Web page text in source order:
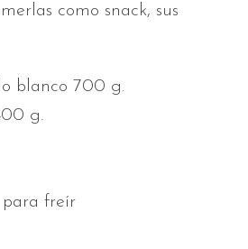
como snack, sus
blanco 700 g.
g.
freír